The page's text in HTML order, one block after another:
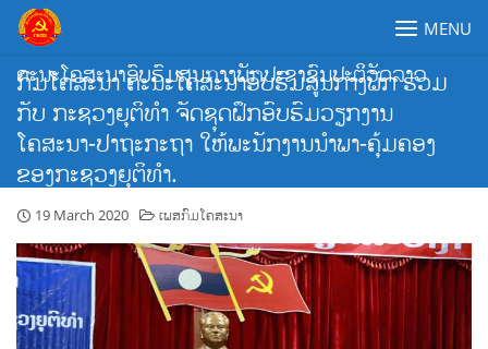
Skip
content
ຄະນະໂຄສະນາອົບຮົມສູນກາງພັກປະຊາຊົນປະຕິວັດລາວ
MENU
ກົມໂຄສະນາ ຄະນະໂຄສະນາອົບຮົມສູນກາງພັກ ຮ່ວມ
ກັບ ກະຊວງຍຸຕິທຳ ຈັດຊຸດຝຶກອົບຮົມວຽກງານ
ໂຄສະນາ-ປາຖະກະຖາ ໃຫ້ພະນັກງານນຳພາ-ຄຸ້ມຄອງ
ຂອງກະຊວງຍຸຕິທຳ.
19 March 2020 ເພສກົມໂຄສະນາ